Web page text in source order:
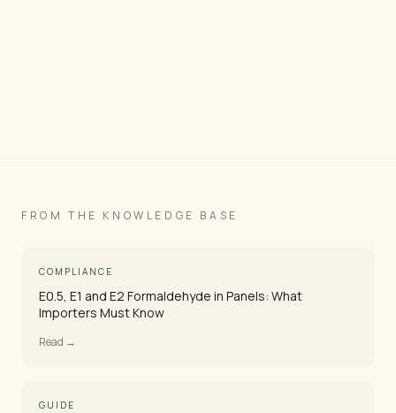
FROM THE KNOWLEDGE BASE
COMPLIANCE
E0.5, E1 and E2 Formaldehyde in Panels: What
Importers Must Know
Read →
GUIDE